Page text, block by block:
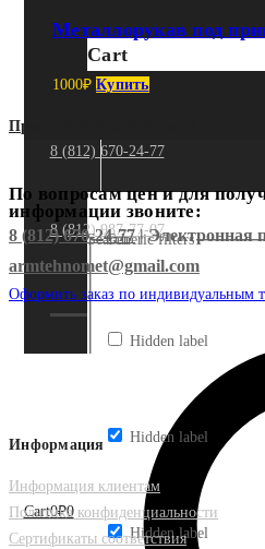
8 (812) 670-24-77
8 (812) 987-77-07
Cart0₽0
Cart
Search
Generic filters
Hidden label
Hidden label
Hidden label
Металлорукав под
1000₽ Купить
Предыдущий
По вопросам цен и для
информации звоните:
8 (812) 670-24-77| Электронная
armtehnomet@gmail.com
Оформить заказ по индивидуальным
Информация
Информация клиентам
Политика конфиденциальности
Сертификаты соответствия